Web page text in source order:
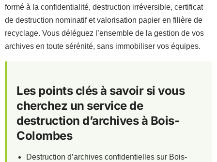
formé à la confidentialité, destruction irréversible, certificat
de destruction nominatif et valorisation papier en filière de
recyclage. Vous déléguez l’ensemble de la gestion de vos
archives en toute sérénité, sans immobiliser vos équipes.
Les points clés à savoir si vous
cherchez un service de
destruction d’archives à Bois-
Colombes
Destruction d’archives confidentielles sur Bois-